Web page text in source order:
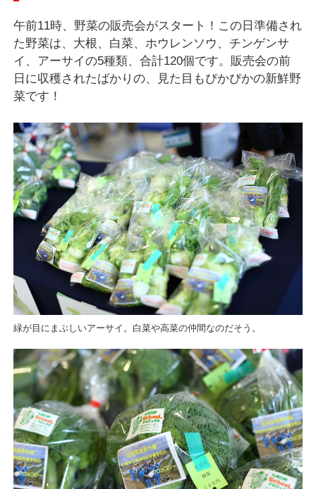
午前11時、野菜の販売会がスタート！この日準備され
た野菜は、大根、白菜、ホウレンソウ、チンゲンサ
イ、アーサイの5種類、合計120個です。販売会の前
日に収穫されたばかりの、見た目もぴかぴかの新鮮野
菜です！
緑が目にまぶしいアーサイ。白菜や高菜の仲間なのだそう。